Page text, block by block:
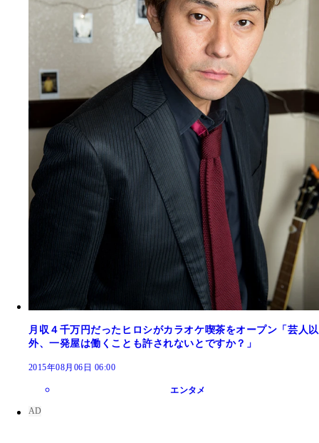
月収４千万円だったヒロシがカラオケ喫茶をオープン「芸人以
外、一発屋は働くことも許されないとですか？」
2015年08月06日 06:00
エンタメ